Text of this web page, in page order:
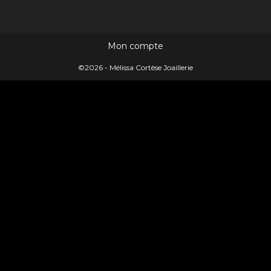
Mon compte
©2026 - Mélissa Cortèse Joaillerie